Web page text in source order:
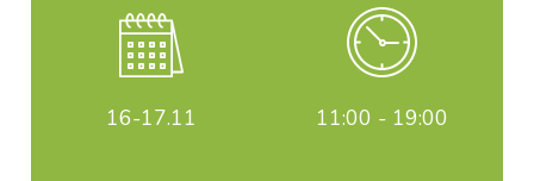
16-17.11 11:00 - 19:00